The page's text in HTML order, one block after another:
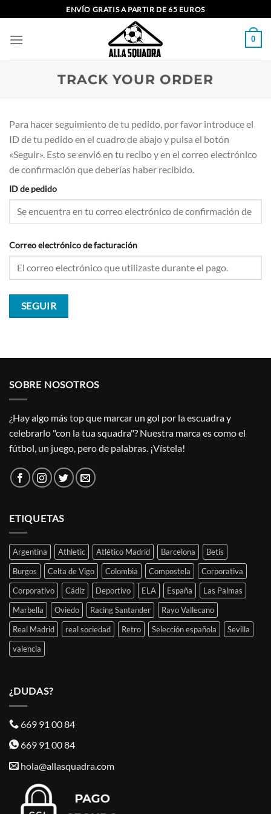
al
contenido
ENVÍO GRATIS A PARTIR DE 65 EUROS
0
TRACK YOUR ORDER
Para hacer seguimiento de tu pedido, por favor introduce el
ID de tu pedido en el cuadro de abajo y pulsa el botón
«Seguir». Esto se envió en tu recibo y en el correo electrónico
de confirmación que deberías haber recibido.
ID de pedido
Correo electrónico de facturación
SEGUIR
SOBRE NOSOTROS
¿Hay algo más top que marcar un gol por la escuadra y
celebrarlo "con la tua squadra"? Nuestra marca es como el
fútbol, un juego, pero de palabras. ¡Vístela!
ETIQUETAS
Argentina Athletic Atlético Madrid Barcelona
Betis
Burgos
Celta de Vigo Colombia Compostela
Corporativa
Corporativo
Cádiz Deportivo ELA España
Las Palmas
Marbella
Oviedo Racing Santander
Rayo Vallecano
Real Madrid
real sociedad Retro Selección española
Sevilla
valencia
¿DUDAS?
669 91 00 84
669 91 00 84
hola@allasquadra.com